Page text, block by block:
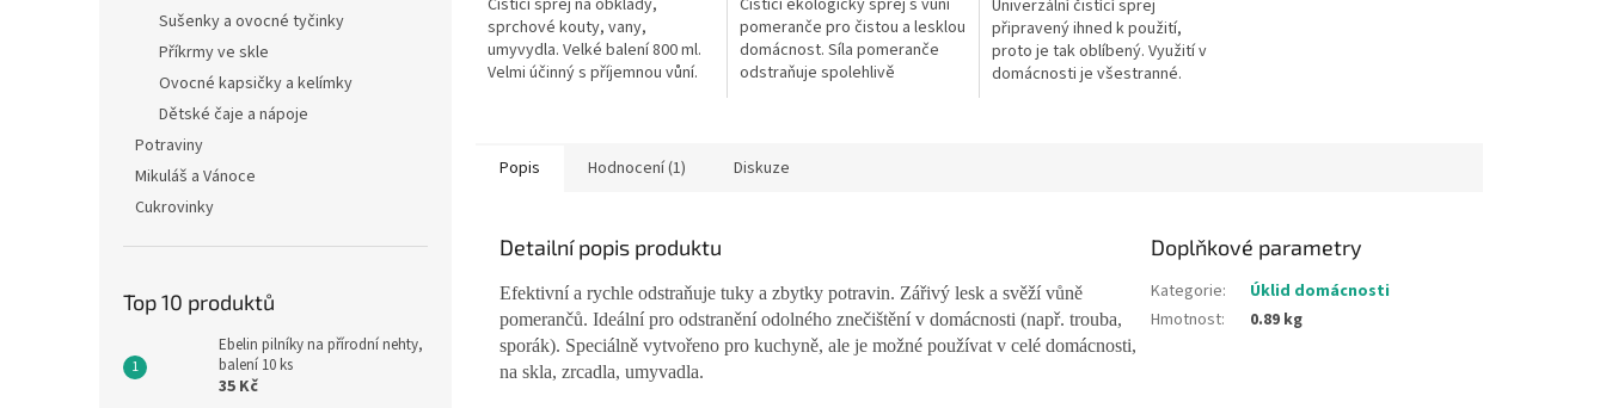
Sušenky a ovocné tyčinky
Příkrmy ve skle
Ovocné kapsičky a kelímky
Dětské čaje a nápoje
Potraviny
Mikuláš a Vánoce
Cukrovinky
Top 10 produktů
Ebelin pilníky na přírodní nehty,
balení 10 ks
35 Kč
Čistící sprej na obklady,
sprchové kouty, vany,
umyvydla. Velké balení 800 ml.
Velmi účinný s příjemnou vůní.
Čistící ekologický sprej s vůní
pomeranče pro čistou a lesklou
domácnost. Síla pomeranče
odstraňuje spolehlivě
Univerzální čistící sprej
připravený ihned k použití,
proto je tak oblíbený. Využití v
domácnosti je všestranné.
Popis Hodnocení (1) Diskuze
Detailní popis produktu
Efektivní a rychle odstraňuje tuky a zbytky potravin. Zářivý lesk a svěží vůně
pomerančů. Ideální pro odstranění odolného znečištění v domácnosti (např. trouba,
sporák). Speciálně vytvořeno pro kuchyně, ale je možné používat v celé domácnosti,
na skla, zrcadla, umyvadla.
Doplňkové parametry
Kategorie:
Úklid domácnosti
Hmotnost: 0.89 kg